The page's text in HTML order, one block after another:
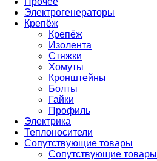
Электрогенераторы
Крепёж
Крепёж
Изолента
Стяжки
Хомуты
Кронштейны
Болты
Гайки
Профиль
Электрика
Теплоносители
Сопутствующие товары
Сопутствующие товары